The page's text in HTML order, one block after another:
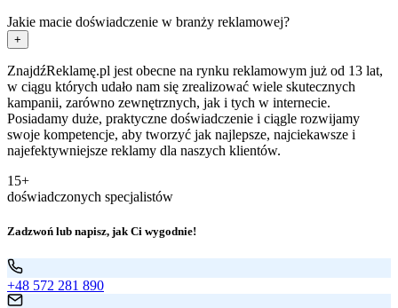
Jakie macie doświadczenie w branży reklamowej?
+
ZnajdźReklamę.pl jest obecne na rynku reklamowym już od 13 lat,
w ciągu których udało nam się zrealizować wiele skutecznych
kampanii, zarówno zewnętrznych, jak i tych w internecie.
Posiadamy duże, praktyczne doświadczenie i ciągle rozwijamy
swoje kompetencje, aby tworzyć jak najlepsze, najciekawsze i
najefektywniejsze reklamy dla naszych klientów.
15+
doświadczonych specjalistów
Zadzwoń lub napisz, jak Ci wygodnie!
+48 572 281 890